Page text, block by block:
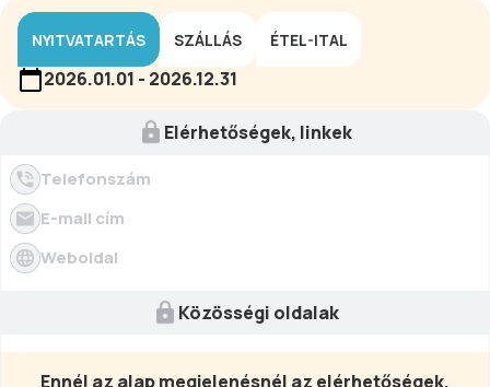
NYITVATARTÁS SZÁLLÁS ÉTEL-ITAL
2026.01.01 - 2026.12.31
Elérhetőségek, linkek
Telefonszám
E-mail cím
Weboldal
Közösségi oldalak
Ennél az alap megjelenésnél az elérhetőségek,